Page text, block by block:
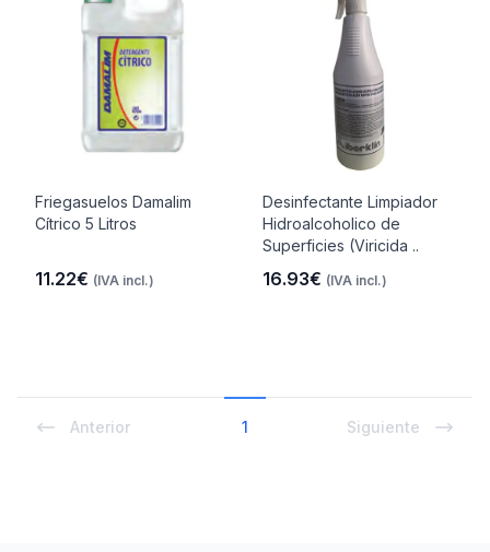
Friegasuelos Damalim
Cítrico 5 Litros
11.22€ (IVA incl.)
Desinfectante Limpiador
Hidroalcoholico de
Superficies (Viricida ..
16.93€ (IVA incl.)
Anterior 1 Siguiente